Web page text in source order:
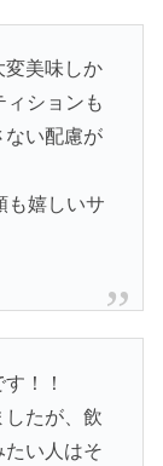
変美味しか
ィションも
ない配慮が
も嬉しいサ
！！
したが、飲
い人はそ